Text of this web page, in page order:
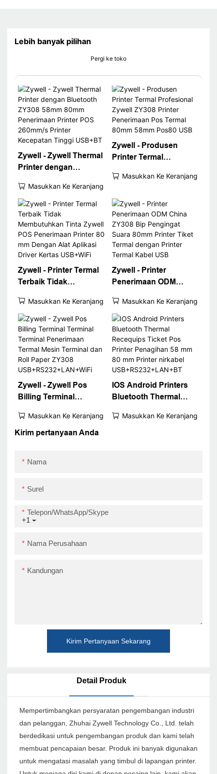
Lebih banyak pilihan
Pergi ke toko
Zywell - Zywell Thermal
Printer dengan
80mm Penerimaan
Printer POS 260mm/s
Printer Kecepatan
Tinggi USB+BT
Masukkan Ke Keranjang
Zywell - Produsen
Printer Termal
ZY308 Printer
80mm 58mm Pos80
USB
Masukkan Ke Keranjang
Zywell - Printer Termal
Terbaik Tidak
Zywell POS
Penerimaan Printer 80
mm Dengan Alat
Aplikasi Driver Kertas
USB+WiFi
Masukkan Ke Keranjang
Zywell - Printer
Penerimaan ODM
Pengingat Suara 80mm
Printer Tiket Termal
dengan Printer Termal
Kabel USB
Masukkan Ke Keranjang
Zywell - Zywell Pos
Billing Terminal
Penerimaan Termal
Mesin Terminal dan
Masukkan Ke Keranjang
IOS Android Printers
Bluetooth Thermal
Printer Penagihan 58
Masukkan Ke Keranjang
Kirim pertanyaan Anda
Nama
Surel
+1
Telepon/WhatsApp/Skype
Nama Perusahaan
Kandungan
Kirim Pertanyaan Sekarang
Detail Produk
Mempertimbangkan persyaratan pengembangan industri
dan pelanggan, Zhuhai Zywell Technology Co., Ltd. telah
berdedikasi untuk pengembangan produk dan kami telah
membuat pencapaian besar. Produk ini banyak digunakan
untuk mengatasi masalah yang timbul di lapangan printer.